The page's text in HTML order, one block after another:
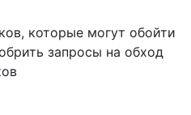
которые могут обойти
запросы на обход